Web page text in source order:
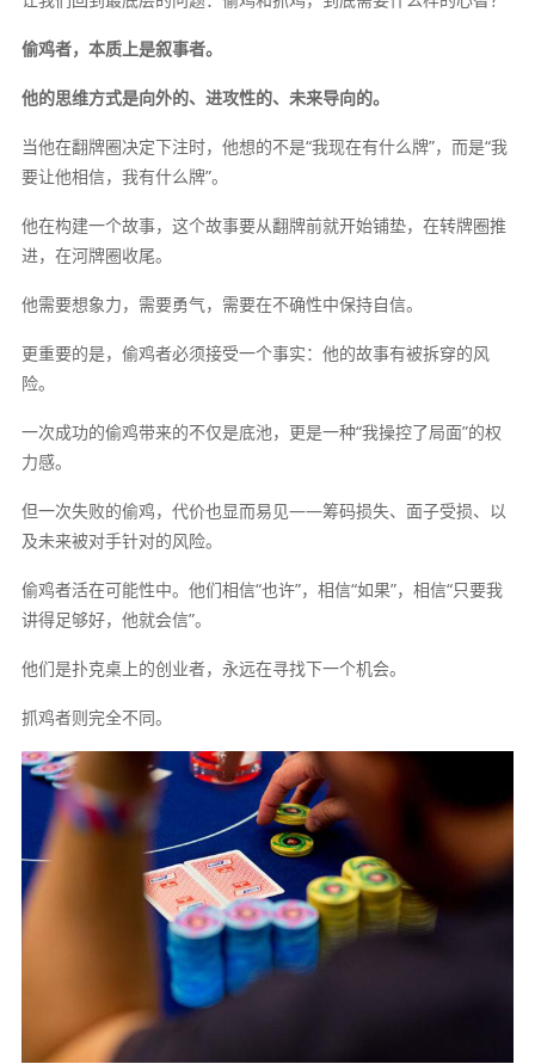
偷鸡者，本质上是叙事者。
他的思维方式是向外的、进攻性的、未来导向的。
当他在翻牌圈决定下注时，他想的不是“我现在有什么牌”，而是“我
要让他相信，我有什么牌”。
他在构建一个故事，这个故事要从翻牌前就开始铺垫，在转牌圈推
进，在河牌圈收尾。
他需要想象力，需要勇气，需要在不确性中保持自信。
更重要的是，偷鸡者必须接受一个事实：他的故事有被拆穿的风
险。
一次成功的偷鸡带来的不仅是底池，更是一种“我操控了局面”的权
力感。
但一次失败的偷鸡，代价也显而易见——筹码损失、面子受损、以
及未来被对手针对的风险。
偷鸡者活在可能性中。他们相信“也许”，相信“如果”，相信“只要我
讲得足够好，他就会信”。
他们是扑克桌上的创业者，永远在寻找下一个机会。
抓鸡者则完全不同。